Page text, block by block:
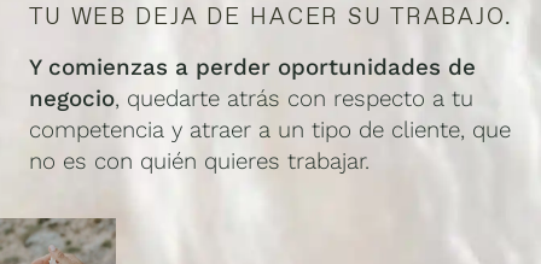
TU WEB DEJA DE HACER SU TRABAJO.
Y comienzas a perder oportunidades de
negocio, quedarte atrás con respecto a tu
competencia y atraer a un tipo de cliente, que
no es con quién quieres trabajar.